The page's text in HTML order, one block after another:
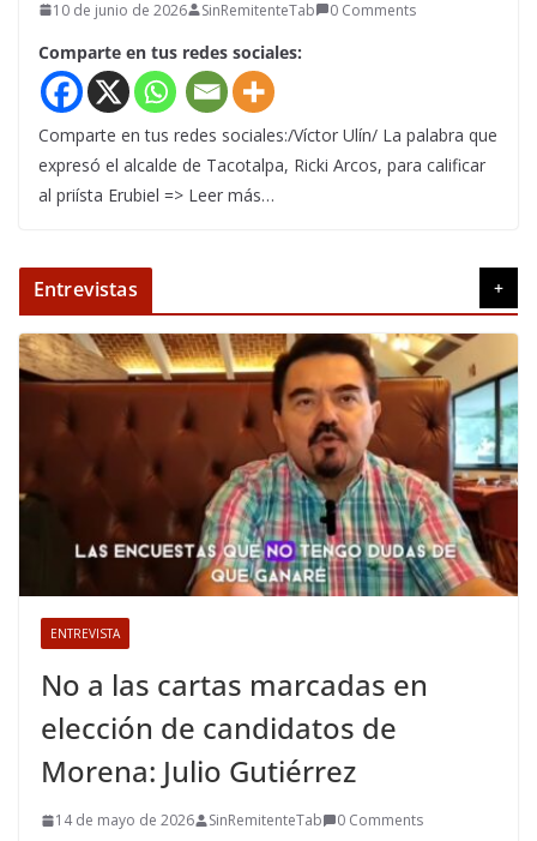
10 de junio de 2026 SinRemitenteTab 0 Comments
Comparte en tus redes sociales:
Comparte en tus redes sociales:/Víctor Ulín/ La palabra que
expresó el alcalde de Tacotalpa, Ricki Arcos, para calificar
al priísta Erubiel => Leer más…
Entrevistas +
ENTREVISTA
No a las cartas marcadas en
elección de candidatos de
Morena: Julio Gutiérrez
14 de mayo de 2026 SinRemitenteTab 0 Comments